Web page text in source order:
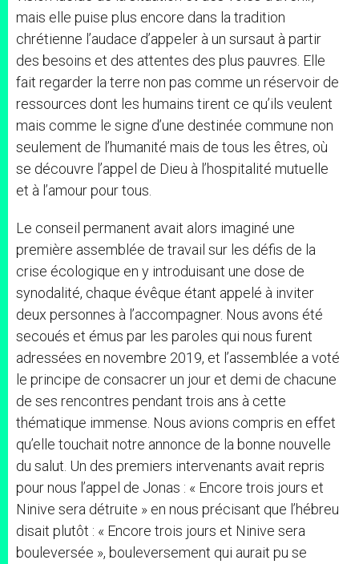
mais elle puise plus encore dans la tradition
chrétienne l’audace d’appeler à un sursaut à partir
des besoins et des attentes des plus pauvres. Elle
fait regarder la terre non pas comme un réservoir de
ressources dont les humains tirent ce qu’ils veulent
mais comme le signe d’une destinée commune non
seulement de l’humanité mais de tous les êtres, où
se découvre l’appel de Dieu à l’hospitalité mutuelle
et à l’amour pour tous.
Le conseil permanent avait alors imaginé une
première assemblée de travail sur les défis de la
crise écologique en y introduisant une dose de
synodalité, chaque évêque étant appelé à inviter
deux personnes à l’accompagner. Nous avons été
secoués et émus par les paroles qui nous furent
adressées en novembre 2019, et l’assemblée a voté
le principe de consacrer un jour et demi de chacune
de ses rencontres pendant trois ans à cette
thématique immense. Nous avions compris en effet
qu’elle touchait notre annonce de la bonne nouvelle
du salut. Un des premiers intervenants avait repris
pour nous l’appel de Jonas : « Encore trois jours et
Ninive sera détruite » en nous précisant que l’hébreu
disait plutôt : « Encore trois jours et Ninive sera
bouleversée », bouleversement qui aurait pu se